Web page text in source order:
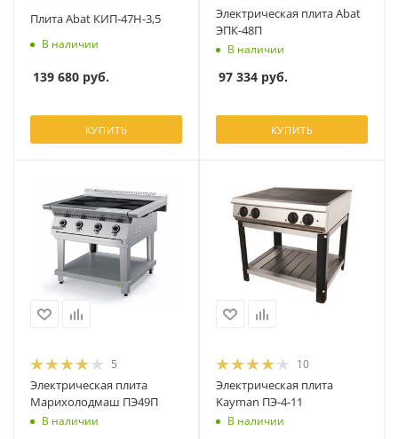
Плита Abat КИП-47Н-3,5
В наличии
139 680 руб.
КУПИТЬ
Электрическая плита Abat
ЭПК-48П
В наличии
97 334 руб.
КУПИТЬ
5
Электрическая плита
Марихолодмаш ПЭ49П
В наличии
10
Электрическая плита
Kayman ПЭ-4-11
В наличии